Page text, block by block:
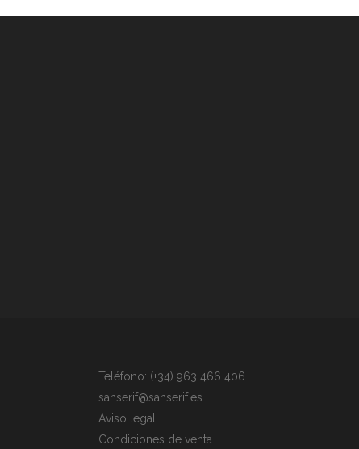
Teléfono: (+34) 963 466 406
sanserif@sanserif.es
Aviso legal
Condiciones de venta